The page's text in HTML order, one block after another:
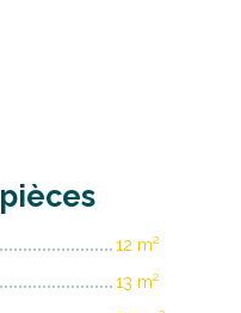
pièces
12 m²
13 m²